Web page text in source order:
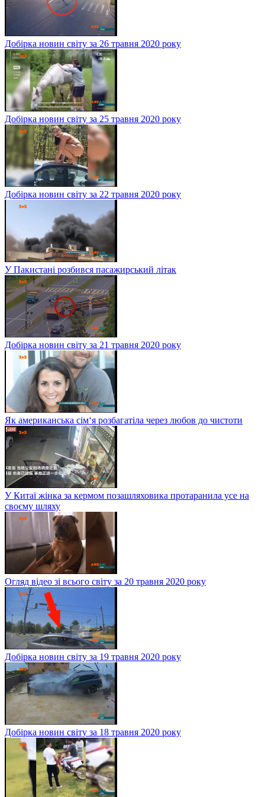
Добірка новин світу за 26 травня 2020 року
Добірка новин світу за 25 травня 2020 року
Добірка новин світу за 22 травня 2020 року
У Пакистані розбився пасажирський літак
Добірка новин світу за 21 травня 2020 року
Як американська сім‘я розбагатіла через любов до чистоти
У Китаї жінка за кермом позашляховика протаранила усе на
своєму шляху
Огляд відео зі всього світу за 20 травня 2020 року
Добірка новин світу за 19 травня 2020 року
Добірка новин світу за 18 травня 2020 року